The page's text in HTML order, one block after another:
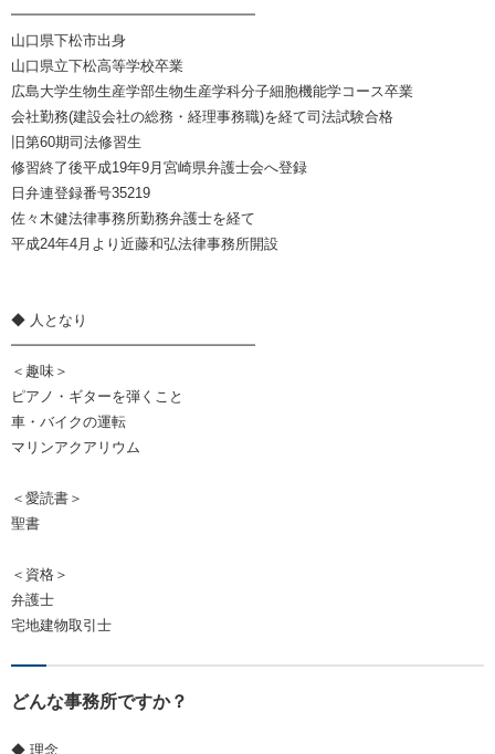
━━━━━━━━━━━━━━━━━
山口県下松市出身
山口県立下松高等学校卒業
広島大学生物生産学部生物生産学科分子細胞機能学コース卒業
会社勤務(建設会社の総務・経理事務職)を経て司法試験合格
旧第60期司法修習生
修習終了後平成19年9月宮崎県弁護士会へ登録
日弁連登録番号35219
佐々木健法律事務所勤務弁護士を経て
平成24年4月より近藤和弘法律事務所開設
◆ 人となり
━━━━━━━━━━━━━━━━━
＜趣味＞
ピアノ・ギターを弾くこと
車・バイクの運転
マリンアクアリウム
＜愛読書＞
聖書
＜資格＞
弁護士
宅地建物取引士
どんな事務所ですか？
◆ 理念